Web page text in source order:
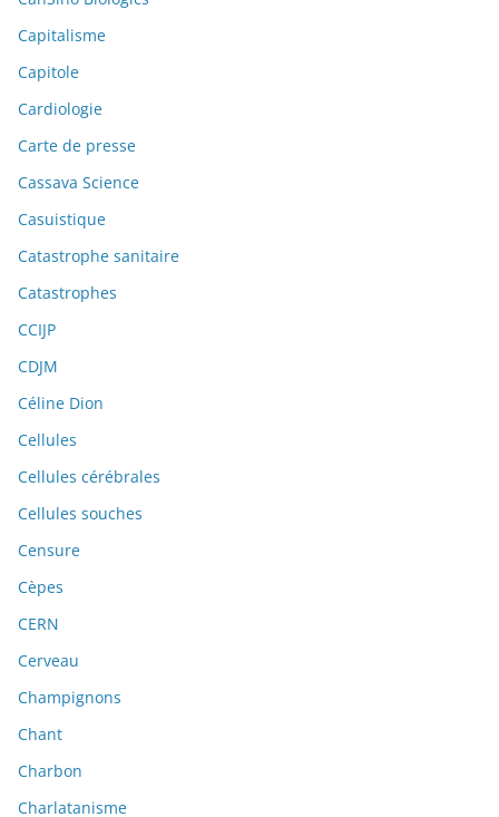
Capitalisme
Capitole
Cardiologie
Carte de presse
Cassava Science
Casuistique
Catastrophe sanitaire
Catastrophes
CCIJP
CDJM
Céline Dion
Cellules
Cellules cérébrales
Cellules souches
Censure
Cèpes
CERN
Cerveau
Champignons
Chant
Charbon
Charlatanisme